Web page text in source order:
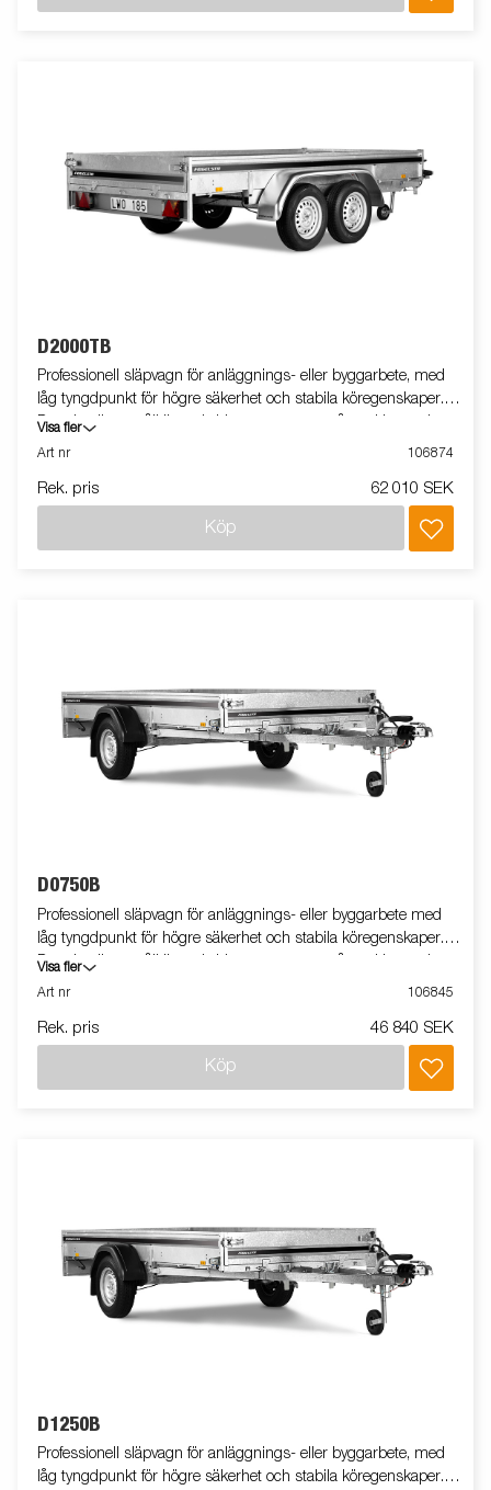
D2000TB
Professionell släpvagn för anläggnings- eller byggarbete, med
låg tyngdpunkt för högre säkerhet och stabila köregenskaper.
D-serien är ett pålitligt val vid transport av småmaskiner och
smidig vid lastning och lossning. Vagnen på bilden kan vara
Visa fler
Art nr
106874
Rek. pris 62 010 SEK
Köp
D0750B
Professionell släpvagn för anläggnings- eller byggarbete med
låg tyngdpunkt för högre säkerhet och stabila köregenskaper.
D-serien är ett pålitligt val vid transport av småmaskiner och
smidig vid lastning och lossning. Utrustad med tippfunktion.
Visa fler
Art nr
106845
Rek. pris 46 840 SEK
Köp
D1250B
Professionell släpvagn för anläggnings- eller byggarbete, med
låg tyngdpunkt för högre säkerhet och stabila köregenskaper.